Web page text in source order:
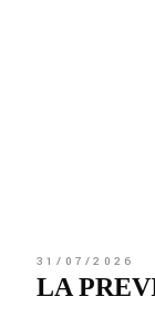
31/07/2026
LA